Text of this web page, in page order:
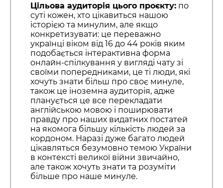
Цільова аудиторія цього проєкту:по
суті кожен, хто цікавиться нашою
історією та минулим, але якщо
конкретизувати: це переважно
українці віком від 16 до 44 років яким
подобається інтерактивна форма
онлайн-спілкування у вигляді чату зі
своїми попередниками, це ті люди, які
хочуть знати більш про своє минуле,
також це іноземна аудиторія, адже
планується це все перекладати
англійською мовою і поширювати
правду про наших видатних постатей
на якомога більшу кількість людей за
кордоном. Наразі дуже багато людей
цікавляться безумовно темою України
в контексті великої війни звичайно,
але також хочуть знати та розуміти
більше про наше минуле.